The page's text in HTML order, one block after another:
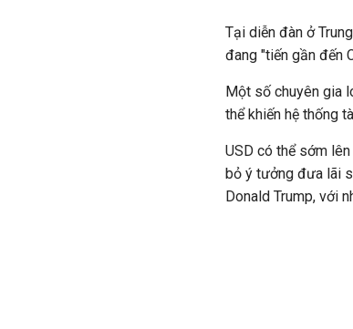
Tại diễn đàn ở
đang "tiến gần đến
Một số chuyên gia
thể khiến hệ thống
USD có thể sớm
bỏ ý tưởng đưa lãi
Donald Trump, với